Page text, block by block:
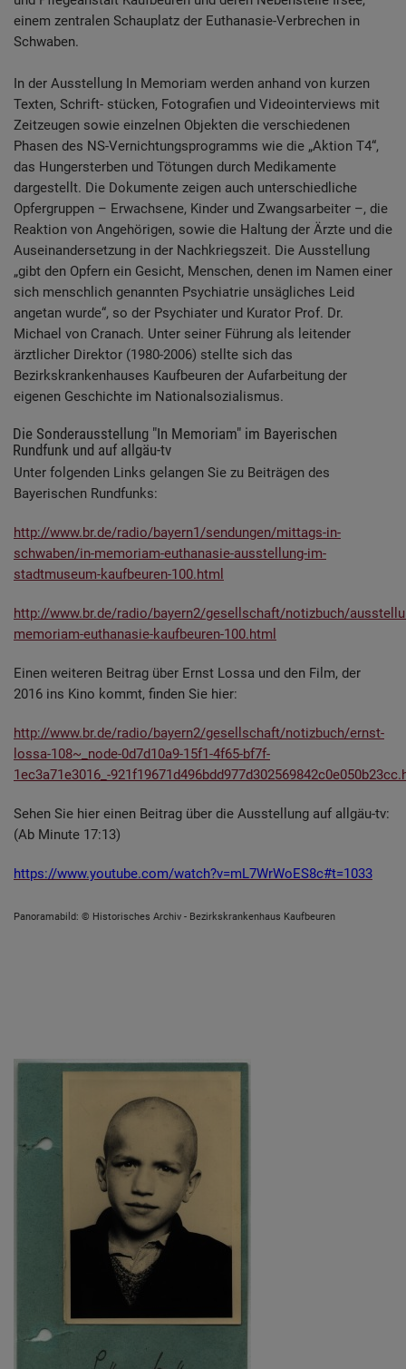
einem zentralen Schauplatz der Euthanasie-Verbrechen in
Schwaben.
In der Ausstellung In Memoriam werden anhand von kurzen
Texten, Schrift- stücken, Fotografien und Videointerviews mit
Zeitzeugen sowie einzelnen Objekten die verschiedenen
Phasen des NS-Vernichtungsprogramms wie die „Aktion T4“,
das Hungersterben und Tötungen durch Medikamente
dargestellt. Die Dokumente zeigen auch unterschiedliche
Opfergruppen – Erwachsene, Kinder und Zwangsarbeiter –, die
Reaktion von Angehörigen, sowie die Haltung der Ärzte und die
Auseinandersetzung in der Nachkriegszeit. Die Ausstellung
„gibt den Opfern ein Gesicht, Menschen, denen im Namen einer
sich menschlich genannten Psychiatrie unsägliches Leid
angetan wurde“, so der Psychiater und Kurator Prof. Dr.
Michael von Cranach. Unter seiner Führung als leitender
ärztlicher Direktor (1980-2006) stellte sich das
Bezirkskrankenhauses Kaufbeuren der Aufarbeitung der
eigenen Geschichte im Nationalsozialismus.
Die Sonderausstellung "In Memoriam" im Bayerischen
Rundfunk und auf allgäu-tv
Unter folgenden Links gelangen Sie zu Beiträgen des
Bayerischen Rundfunks:
http://www.br.de/radio/bayern1/sendungen/mittags-in-
schwaben/in-memoriam-euthanasie-ausstellung-im-
stadtmuseum-kaufbeuren-100.html
http://www.br.de/radio/bayern2/gesellschaft/notizbuch/
memoriam-euthanasie-kaufbeuren-100.html
Einen weiteren Beitrag über Ernst Lossa und den Film, der
2016 ins Kino kommt, finden Sie hier:
http://www.br.de/radio/bayern2/gesellschaft/notizbuch/ernst-
lossa-108~_node-0d7d10a9-15f1-4f65-bf7f-
1ec3a71e3016_-
Sehen Sie hier einen Beitrag über die Ausstellung auf allgäu-tv:
(Ab Minute 17:13)
https://www.youtube.com/watch?v=mL7WrWoES8c#t=1033
Panoramabild: © Historisches Archiv - Bezirkskrankenhaus Kaufbeuren